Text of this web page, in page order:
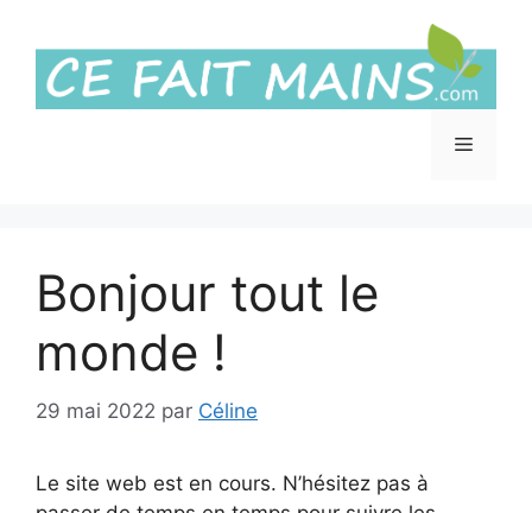
contenu
Menu
Bonjour tout le
monde !
29 mai 2022 par Céline
Le site web est en cours. N’hésitez pas à